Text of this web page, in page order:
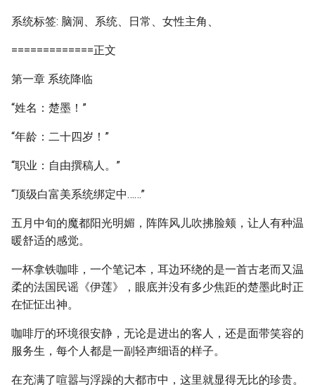
系统标签: 脑洞、系统、日常、女性主角、
=============正文
第一章 系统降临
“姓名：楚墨！”
“年龄：二十四岁！”
“职业：自由撰稿人。”
“顶级白富美系统绑定中……”
五月中旬的魔都阳光明媚，阵阵风儿吹拂脸颊，让人有种温
暖舒适的感觉。
一杯拿铁咖啡，一个笔记本，耳边环绕的是一首古老而又温
柔的法国民谣《伊莲》，眼底并没有多少焦距的楚墨此时正
在怔怔出神。
咖啡厅的环境很安静，无论是进出的客人，还是面带笑容的
服务生，每个人都是一副轻声细语的样子。
在充满了喧嚣与浮躁的大都市中，这里就显得无比的珍贵。